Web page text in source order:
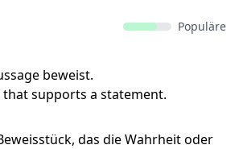
Populäre
beweist.
supports a statement.
das die Wahrheit oder